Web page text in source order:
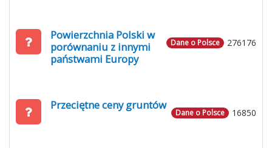
276176
Dane o Polsce
Powierzchnia Polski w
porównaniu z innymi
państwami Europy
16850
Dane o Polsce
Przeciętne ceny gruntów